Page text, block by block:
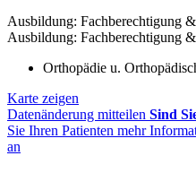
Ausbildung: Fachberechtigung
Ausbildung: Fachberechtigung
Orthopädie u.
Karte zeigen
Datenänderung mitteilen Sind
Sie Ihren Patienten mehr
an